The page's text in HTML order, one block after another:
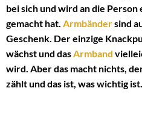
bei sich und wird an die
gemacht hat. Armbändersind
Geschenk. Der einzige
wächst und dasArmband
wird. Aber das macht nichts,
zählt und das ist, was wichtig ist.